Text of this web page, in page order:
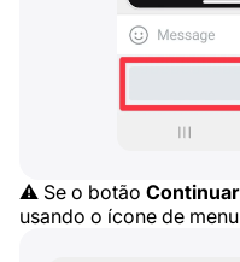
⚠️ Se o botão Continuar
usando o ícone de